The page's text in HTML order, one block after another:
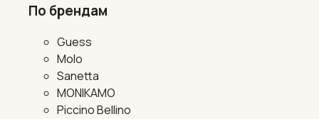
По брендам
Guess
Molo
Sanetta
MONIKAMO
Piccino Bellino